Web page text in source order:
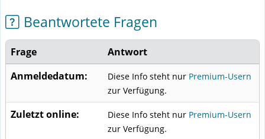
Beantwortete Fragen
Frage
Antwort
Anmeldedatum:
Diese Info steht nur Premium-Usern
zur Verfügung.
Zuletzt online: Diese Info steht nur Premium-Usern
zur Verfügung.